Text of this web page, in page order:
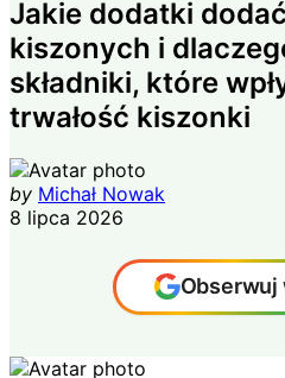
Jakie dodatki
kiszonych i
składniki, które
trwałość kiszonki
by Michał Nowak
8 lipca 2026
Obserwuj